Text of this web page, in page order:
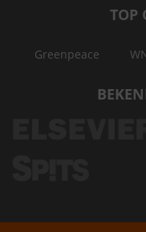
TOP
Greenpeace